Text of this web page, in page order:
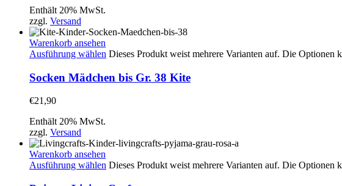
Enthält 20% MwSt.
zzgl. Versand
Warenkorb ansehen
Ausführung wählen Dieses Produkt weist mehrere Varianten auf. Die Optionen
Socken Mädchen bis Gr. 38 Kite
€21,90
Enthält 20% MwSt.
zzgl. Versand
Warenkorb ansehen
Ausführung wählen Dieses Produkt weist mehrere Varianten auf. Die Optionen